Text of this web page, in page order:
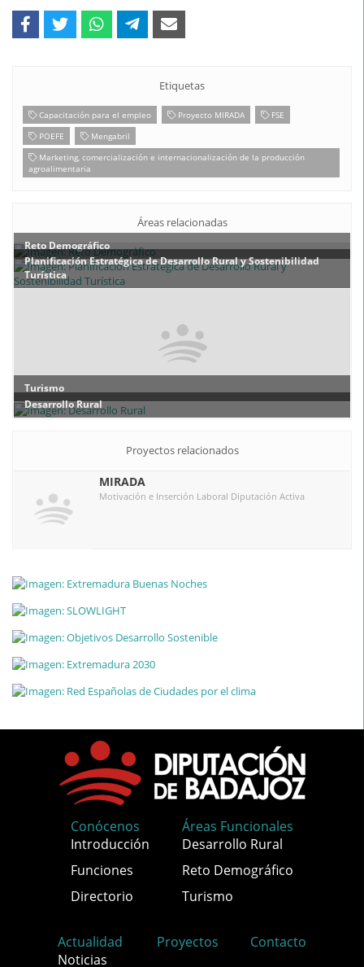
Etiquetas
Capacitación para el empleo Proyecto MIRADA
FSE
POEFE
Mengabril
Marketing, comercialización e internacionalización de la producción
agroalimentaria
Áreas relacionadas
Reto Demográfico
Planificación Estratégica de Desarrollo Rural y Sostenibilidad
Turística
Turismo
Desarrollo Rural
Proyectos relacionados
MIRADA
Motivación e Inserción Laboral Diputación Activa
Conócenos
Introducción
Funciones
Directorio
Áreas Funcionales
Desarrollo Rural
Reto Demográfico
Turismo
Actualidad
Noticias
Proyectos Contacto